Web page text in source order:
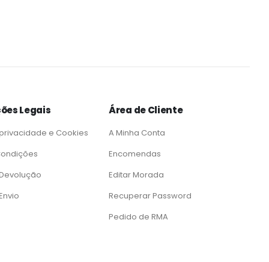
Legais
e Cookies
Área de Cliente
A Minha Conta
Encomendas
Editar Morada
Recuperar Password
Pedido de RMA